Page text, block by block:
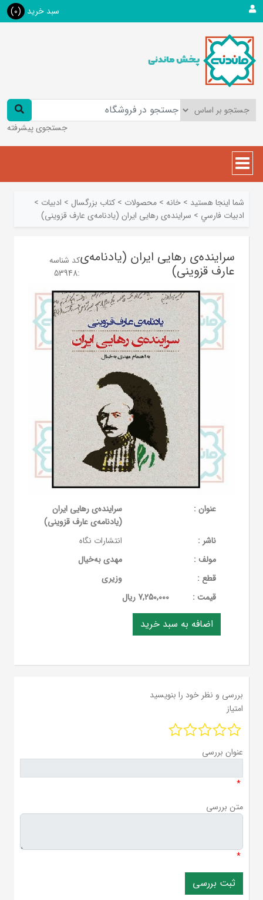
سبد خرید (0)
جستجوی پیشرفته
شما اینجا هستید > خانه > محصولات > کتاب بزرگسال > ادبیات >
ادبيات فارسي > سراینده‌ی رهایی ایران (یادنامه‌ی عارف قزوینی)
سراینده‌ی رهایی ایران (یادنامه‌ی
عارف قزوینی)
کد شناسه
:
53948
عنوان :
سراینده‌ی رهایی ایران
(یادنامه‌ی عارف قزوینی)
ناشر :
انتشارات نگاه
مولف :
مهدی به‌خیال
قطع :
وزیری
قيمت :
7,250,000 ریال
بررسی و نظر خود را بنویسید
امتیاز
عنوان بررسی
*
متن بررسی
*